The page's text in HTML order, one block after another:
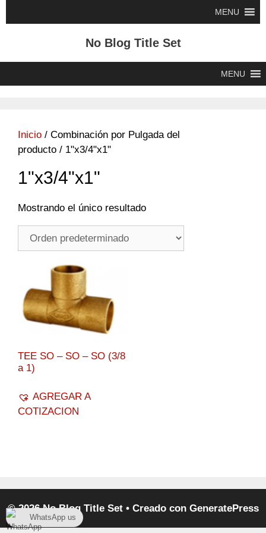
al
MENU
No Blog Title Set
MENU
Inicio / Combinación por Pulgada del
producto / 1"x3/4"x1"
1"x3/4"x1"
Mostrando el único resultado
TEE SO – SO – SO (3/8
a 1)
AGREGAR A
COTIZACION
© 2026 No Blog Title Set• Creado con GeneratePress
WhatsApp us